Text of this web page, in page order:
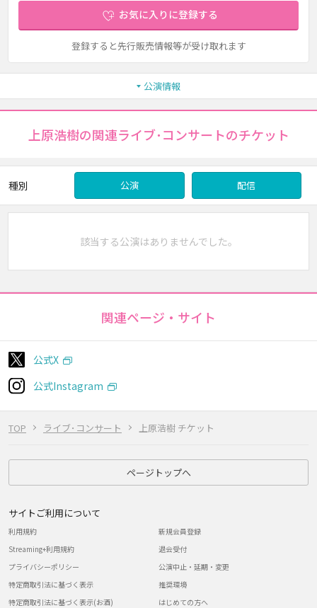
TOP ライブ･コンサート 上原浩樹 チケット
お気に入りに登録する
登録すると先行販売情報等が受け取れます
公演情報
上原浩樹の関連ライブ･コンサートのチケット
種別 公演 配信
該当する公演はありませんでした。
関連ページ・サイト
公式X
公式Instagram
ページトップへ
サイトご利用について
利用規約
Streaming+利用規約
プライバシーポリシー
特定商取引法に基づく表示
特定商取引法に基づく表示(お酒)
新規会員登録
退会受付
公演中止・延期・変更
推奨環境
はじめての方へ